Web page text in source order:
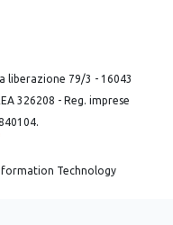
liberazione 79/3 - 16043
326208 - Reg. imprese
Technology